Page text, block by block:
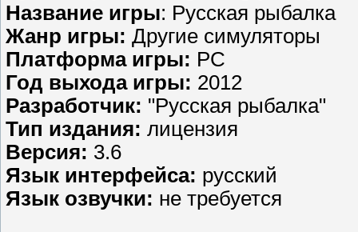
Название игры: Русская рыбалка
Жанр игры: Другие симуляторы
Платформа игры: PC
Год выхода игры: 2012
Разработчик: "Русская рыбалка"
Тип издания: лицензия
Версия: 3.6
Язык интерфейса: русский
Язык озвучки: не требуется